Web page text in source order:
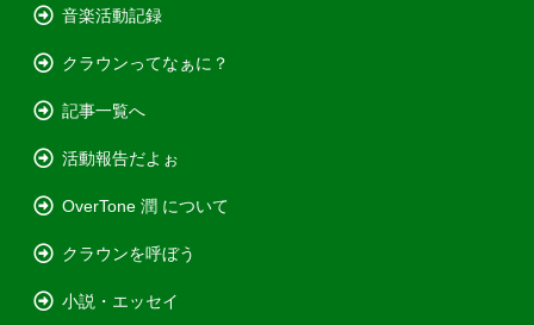
音楽活動記録
クラウンってなぁに？
記事一覧へ
活動報告だよぉ
OverTone 潤 について
クラウンを呼ぼう
小説・エッセイ